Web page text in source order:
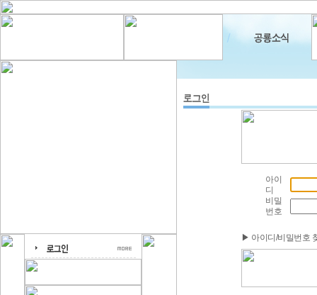
아이
디
비밀
번호
▶ 아이디/비밀번호